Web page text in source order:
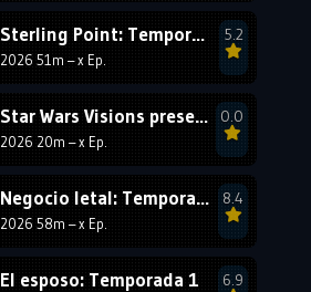
Sterling Point: Temporada 1
2026 51m – x Ep.
5.2
Star Wars Visions presenta La jedi número 9: Temporada 1
2026 20m – x Ep.
0.0
Negocio letal: Temporada 2
2026 58m – x Ep.
8.4
El esposo: Temporada 1 6.9